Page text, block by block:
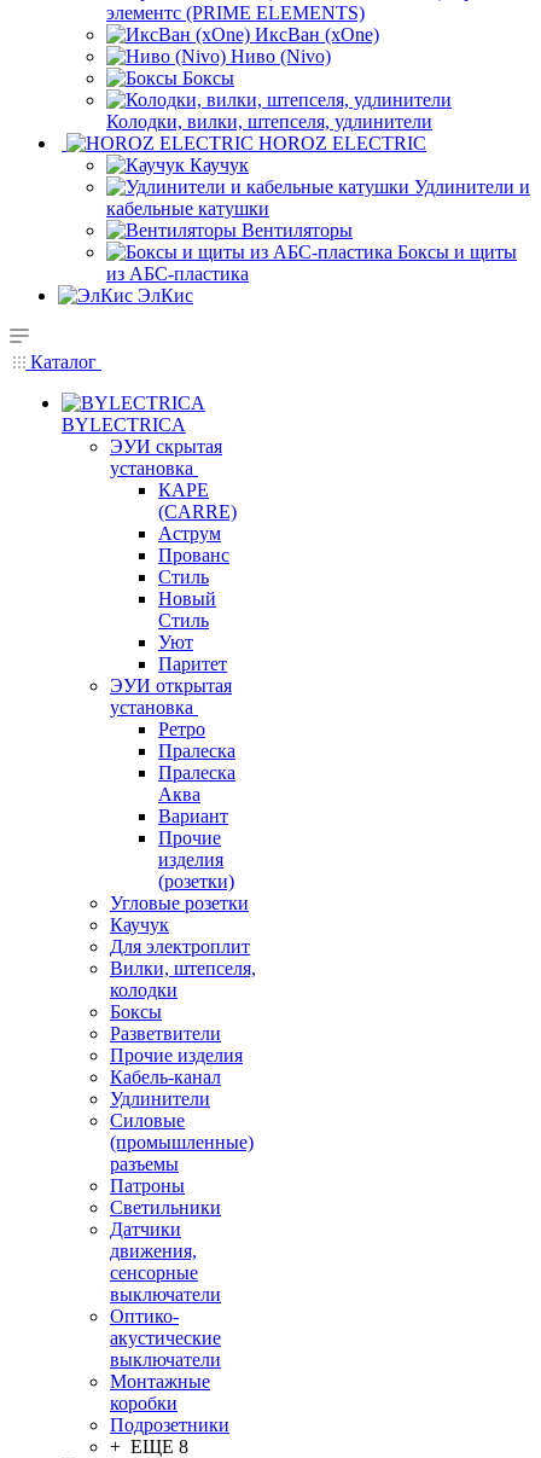
элементс (PRIME ELEMENTS)
ИксВан (xOne)
Ниво (Nivo)
Боксы
Колодки, вилки, штепселя, удлинители
HOROZ ELECTRIC
Каучук
Удлинители и
кабельные катушки
Вентиляторы
Боксы и щиты
из АБС-пластика
ЭлКис
Каталог
BYLECTRICA
ЭУИ скрытая
установка
КАРЕ
(CARRE)
Аструм
Прованс
Стиль
Новый
Стиль
Уют
Паритет
ЭУИ открытая
установка
Ретро
Пралеска
Пралеска
Аква
Вариант
Прочие
изделия
(розетки)
Угловые розетки
Каучук
Для электроплит
Вилки, штепселя,
колодки
Боксы
Разветвители
Прочие изделия
Кабель-канал
Удлинители
Силовые
(промышленные)
разъемы
Патроны
Светильники
Датчики
движения,
сенсорные
выключатели
Оптико-
акустические
выключатели
Монтажные
коробки
Подрозетники
+ ЕЩЕ 8